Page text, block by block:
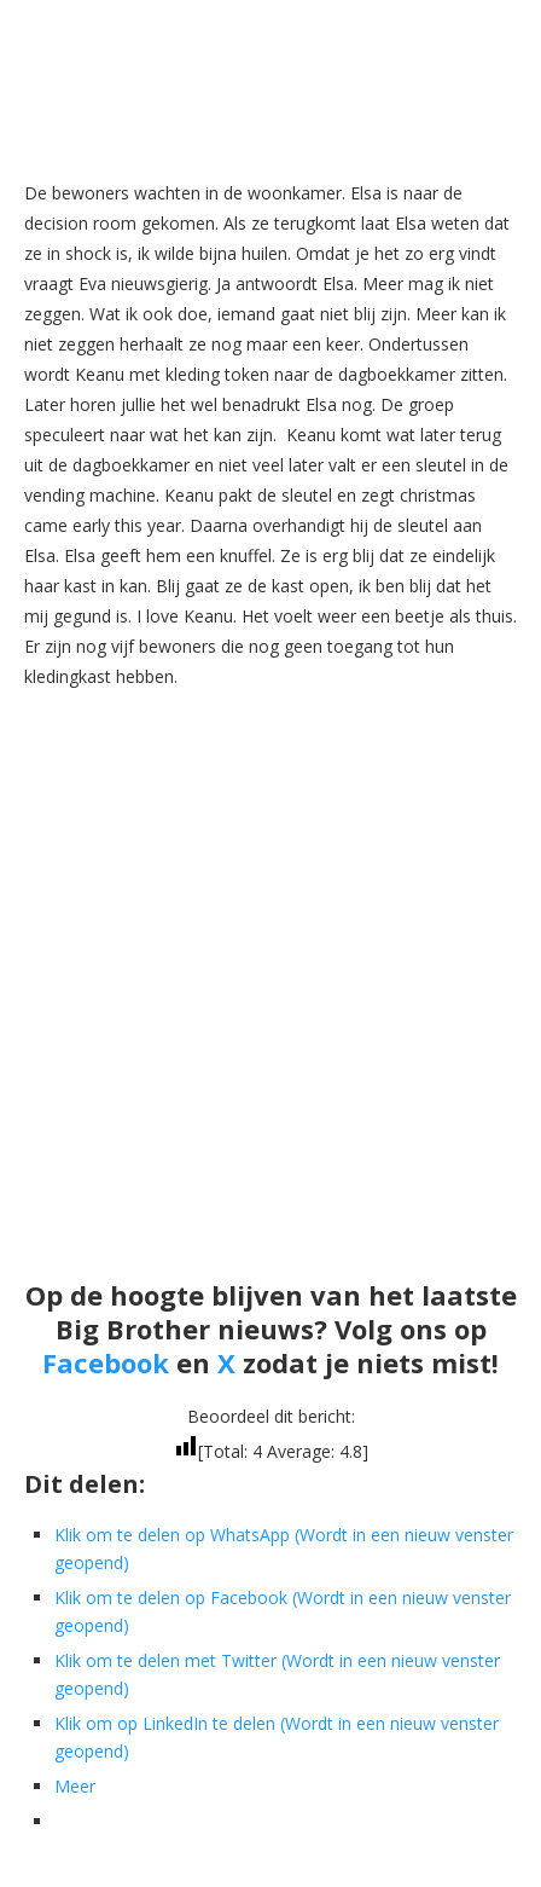
De bewoners wachten in de woonkamer. Elsa is naar de
decision room gekomen. Als ze terugkomt laat Elsa weten dat
ze in shock is, ik wilde bijna huilen. Omdat je het zo erg vindt
vraagt Eva nieuwsgierig. Ja antwoordt Elsa. Meer mag ik niet
zeggen. Wat ik ook doe, iemand gaat niet blij zijn. Meer kan ik
niet zeggen herhaalt ze nog maar een keer. Ondertussen
wordt Keanu met kleding token naar de dagboekkamer zitten.
Later horen jullie het wel benadrukt Elsa nog. De groep
speculeert naar wat het kan zijn. Keanu komt wat later terug
uit de dagboekkamer en niet veel later valt er een sleutel in de
vending machine. Keanu pakt de sleutel en zegt christmas
came early this year. Daarna overhandigt hij de sleutel aan
Elsa. Elsa geeft hem een knuffel. Ze is erg blij dat ze eindelijk
haar kast in kan. Blij gaat ze de kast open, ik ben blij dat het
mij gegund is. I love Keanu. Het voelt weer een beetje als thuis.
Er zijn nog vijf bewoners die nog geen toegang tot hun
kledingkast hebben.
Op de hoogte blijven van het laatste
Big Brother nieuws? Volg ons op
Facebook en X zodat je niets mist!
Beoordeel dit bericht:
[Total: 4Average: 4.8]
Dit delen:
Klik om te delen op WhatsApp (Wordt in een nieuw venster
geopend)
Klik om te delen op Facebook (Wordt in een nieuw venster
geopend)
Klik om te delen met Twitter (Wordt in een nieuw venster
geopend)
Klik om op LinkedIn te delen (Wordt in een nieuw venster
geopend)
Meer